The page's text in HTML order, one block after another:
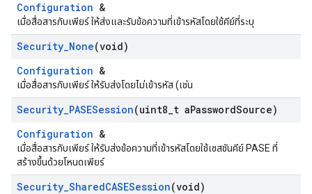
Configuration &
เมื่อสื่อสารกับเพียร์ ให้ส่งและรับข้อความที่เข้ารหัสโดยใช้คีย์ที่ระบุ
Security_None(void)
Configuration &
เมื่อสื่อสารกับเพียร์ ให้รับส่งโดยไม่เข้ารหัส (เช่น
Security_PASESession(uint8 t aPasswordSource)
Configuration &
เมื่อสื่อสารกับเพียร์ ให้รับส่งข้อความที่เข้ารหัสโดยใช้เซสชันคีย์ PASE ที่
สร้างขึ้นด้วยโหนดเพียร์
Security_SharedCASESession(void)